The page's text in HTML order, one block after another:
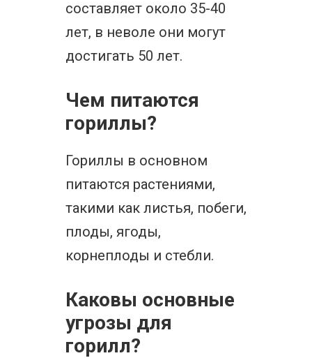
составляет около 35-40
лет, в неволе они могут
достигать 50 лет.
Чем питаются
гориллы?
Гориллы в основном
питаются растениями,
такими как листья, побеги,
плоды, ягоды,
корнеплоды и стебли.
Каковы основные
угрозы для
горилл?